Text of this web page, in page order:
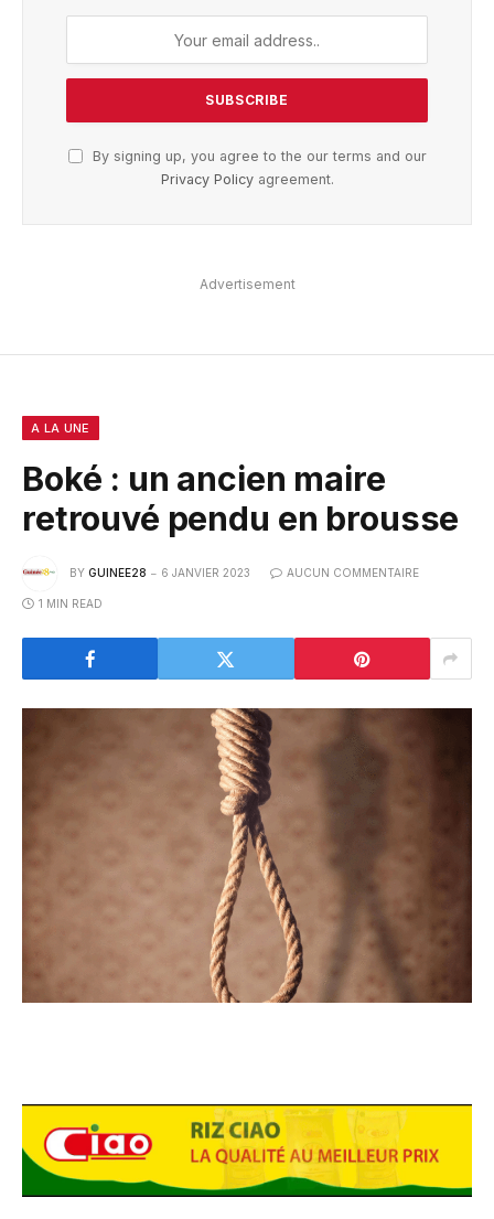
By signing up, you agree to the our terms and our
Privacy Policyagreement.
Advertisement
A LA UNE
Boké : un ancien maire
retrouvé pendu en brousse
BY GUINEE28 6 JANVIER 2023 AUCUN COMMENTAIRE
1 MIN READ